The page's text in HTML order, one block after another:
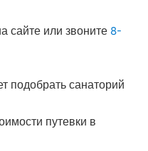
сайте или звоните 8-
подобрать санаторий
путевки в